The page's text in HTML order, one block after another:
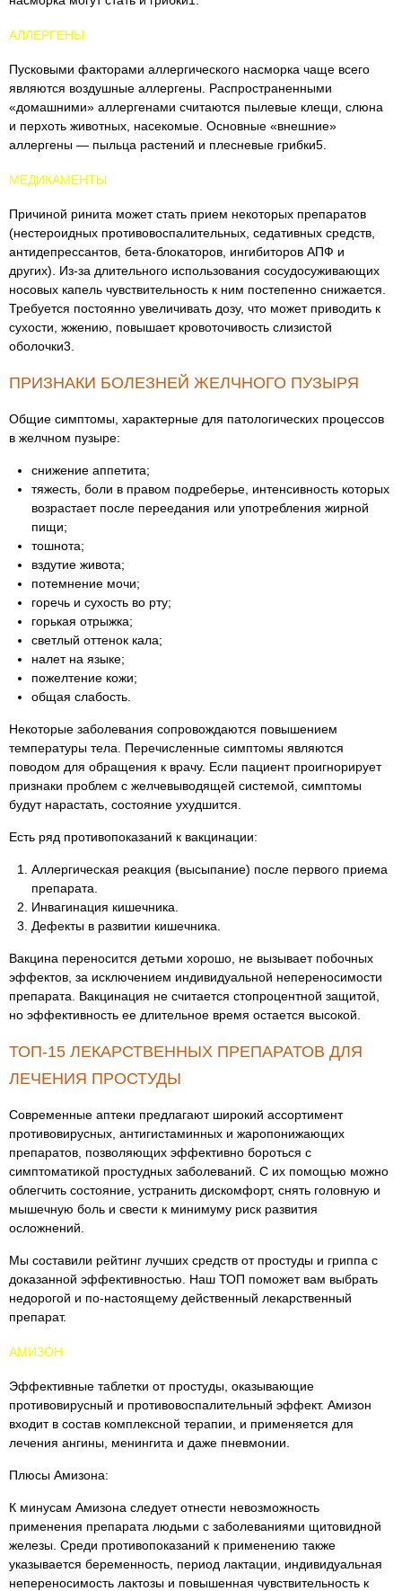
АЛЛЕРГЕНЫ
Пусковыми факторами аллергического насморка чаще всего
являются воздушные аллергены. Распространенными
«домашними» аллергенами считаются пылевые клещи, слюна
и перхоть животных, насекомые. Основные «внешние»
аллергены — пыльца растений и плесневые грибки5.
МЕДИКАМЕНТЫ
Причиной ринита может стать прием некоторых препаратов
(нестероидных противовоспалительных, седативных средств,
антидепрессантов, бета-блокаторов, ингибиторов АПФ и
других). Из-за длительного использования сосудосуживающих
носовых капель чувствительность к ним постепенно снижается.
Требуется постоянно увеличивать дозу, что может приводить к
сухости, жжению, повышает кровоточивость слизистой
оболочки3.
ПРИЗНАКИ БОЛЕЗНЕЙ ЖЕЛЧНОГО ПУЗЫРЯ
Общие симптомы, характерные для патологических процессов
в желчном пузыре:
снижение аппетита;
тяжесть, боли в правом подреберье, интенсивность которых
возрастает после переедания или употребления жирной
пищи;
тошнота;
вздутие живота;
потемнение мочи;
горечь и сухость во рту;
горькая отрыжка;
светлый оттенок кала;
налет на языке;
пожелтение кожи;
общая слабость.
Некоторые заболевания сопровождаются повышением
температуры тела. Перечисленные симптомы являются
поводом для обращения к врачу. Если пациент проигнорирует
признаки проблем с желчевыводящей системой, симптомы
будут нарастать, состояние ухудшится.
Есть ряд противопоказаний к вакцинации:
Аллергическая реакция (высыпание) после первого приема
препарата.
Инвагинация кишечника.
Дефекты в развитии кишечника.
Вакцина переносится детьми хорошо, не вызывает побочных
эффектов, за исключением индивидуальной непереносимости
препарата. Вакцинация не считается стопроцентной защитой,
но эффективность ее длительное время остается высокой.
ТОП-15 ЛЕКАРСТВЕННЫХ ПРЕПАРАТОВ ДЛЯ
ЛЕЧЕНИЯ ПРОСТУДЫ
Современные аптеки предлагают широкий ассортимент
противовирусных, антигистаминных и жаропонижающих
препаратов, позволяющих эффективно бороться с
симптоматикой простудных заболеваний. С их помощью можно
облегчить состояние, устранить дискомфорт, снять головную и
мышечную боль и свести к минимуму риск развития
осложнений.
Мы составили рейтинг лучших средств от простуды и гриппа с
доказанной эффективностью. Наш ТОП поможет вам выбрать
недорогой и по-настоящему действенный лекарственный
препарат.
АМИЗОН
Эффективные таблетки от простуды, оказывающие
противовирусный и противовоспалительный эффект. Амизон
входит в состав комплексной терапии, и применяется для
лечения ангины, менингита и даже пневмонии.
Плюсы Амизона:
К минусам Амизона следует отнести невозможность
применения препарата людьми с заболеваниями щитовидной
железы. Среди противопоказаний к применению также
указывается беременность, период лактации, индивидуальная
непереносимость лактозы и повышенная чувствительность к